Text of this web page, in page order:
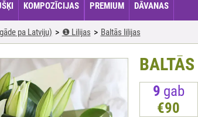
KOMPOZĪCIJAS PREMIUM DĀVANAS
pa Latviju) ❶ Lilijas Baltās lilijas
9 gab
€90